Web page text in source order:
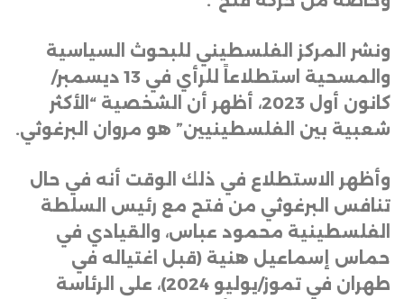
ونشر المركز الفلسطيني للبحوث السياسية
والمسحية استطلاعاً للرأي في 13 ديسمبر/
كانون أول 2023، أظهر أن الشخصية “الأكثر
شعبية بين الفلسطينيين” هو مروان البرغوثي.
وأظهر الاستطلاع في ذلك الوقت أنه في حال
تنافس البرغوثي من فتح مع رئيس السلطة
الفلسطينية محمود عباس، والقيادي في
حماس إسماعيل هنية (قبل اغتياله في
طهران في تموز/يوليو 2024)، على الرئاسة